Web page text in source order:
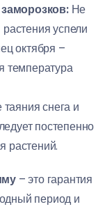
Не
успели
октября –
температура
снега и
постепенно
растений.
– это гарантия
период и